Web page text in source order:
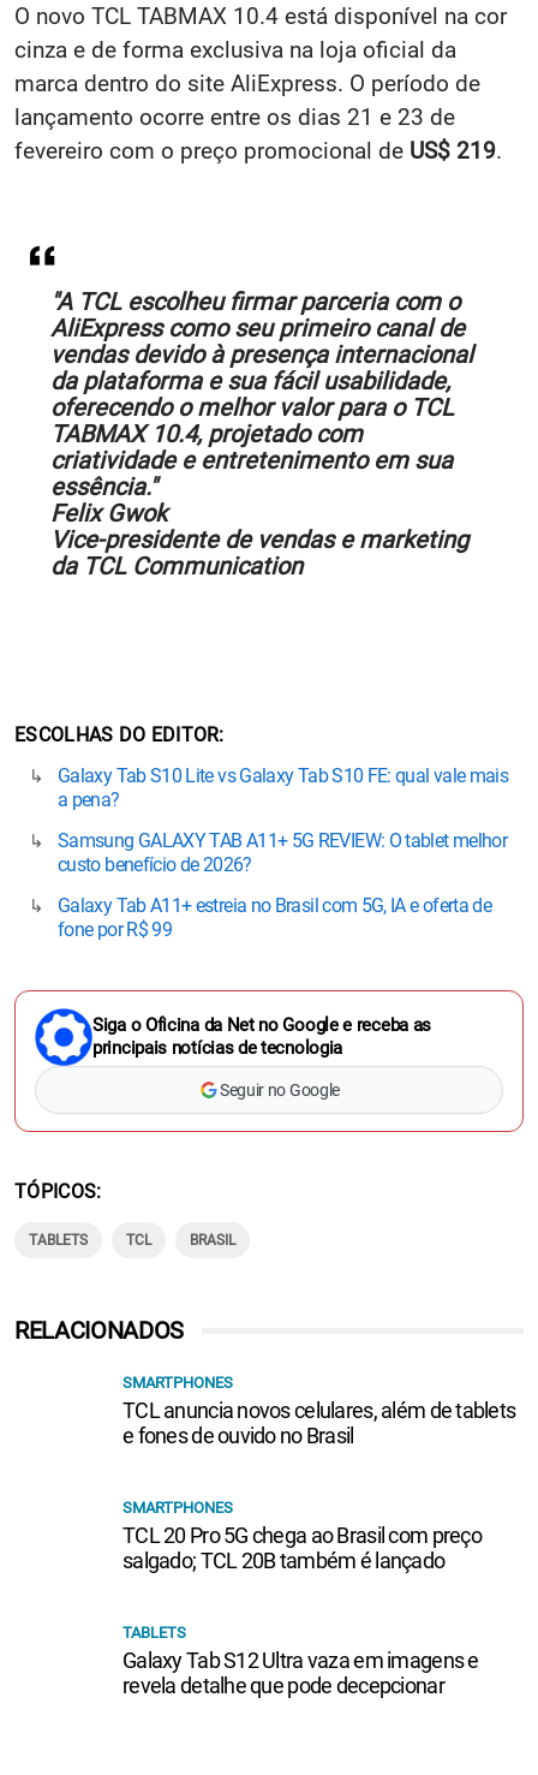
O novo TCL TABMAX 10.4 está disponível na cor
cinza e de forma exclusiva na loja oficial da
marca dentro do site AliExpress. O período de
lançamento ocorre entre os dias 21 e 23 de
fevereiro com o preço promocional de US$ 219.
"A TCL escolheu firmar parceria com o
AliExpress como seu primeiro canal de
vendas devido à presença internacional
da plataforma e sua fácil usabilidade,
oferecendo o melhor valor para o TCL
TABMAX 10.4, projetado com
criatividade e entretenimento em sua
essência."
Felix Gwok
Vice-presidente de vendas e marketing
da TCL Communication
ESCOLHAS DO EDITOR
Galaxy Tab S10 Lite vs Galaxy Tab S10 FE: qual vale mais
a pena?
Samsung GALAXY TAB A11+ 5G REVIEW: O tablet melhor
custo benefício de 2026?
Galaxy Tab A11+ estreia no Brasil com 5G, IA e oferta de
fone por R$ 99
Siga o Oficina da Net no Google e receba as
principais notícias de tecnologia
Seguir no Google
TÓPICOS
TABLETS TCL BRASIL
RELACIONADOS
SMARTPHONES
TCL anuncia novos celulares, além de tablets
e fones de ouvido no Brasil
SMARTPHONES
TCL 20 Pro 5G chega ao Brasil com preço
salgado; TCL 20B também é lançado
TABLETS
Galaxy Tab S12 Ultra vaza em imagens e
revela detalhe que pode decepcionar